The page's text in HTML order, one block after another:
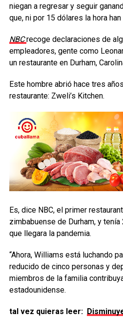
niegan a regresar y seguir
que, ni por 15 dólares la hora
NBC recoge declaraciones de
empleadores, gente como
un restaurante en Durham,
Este hombre abrió hace tres
restaurante: Zweli’s Kitchen.
Es, dice NBC, el primer
zimbabuense de Durham, y
que llegara la pandemia.
“Ahora, Williams está luchando
reducido de cinco personas y
miembros de la familia
estadounidense.
tal vez quieras leer: